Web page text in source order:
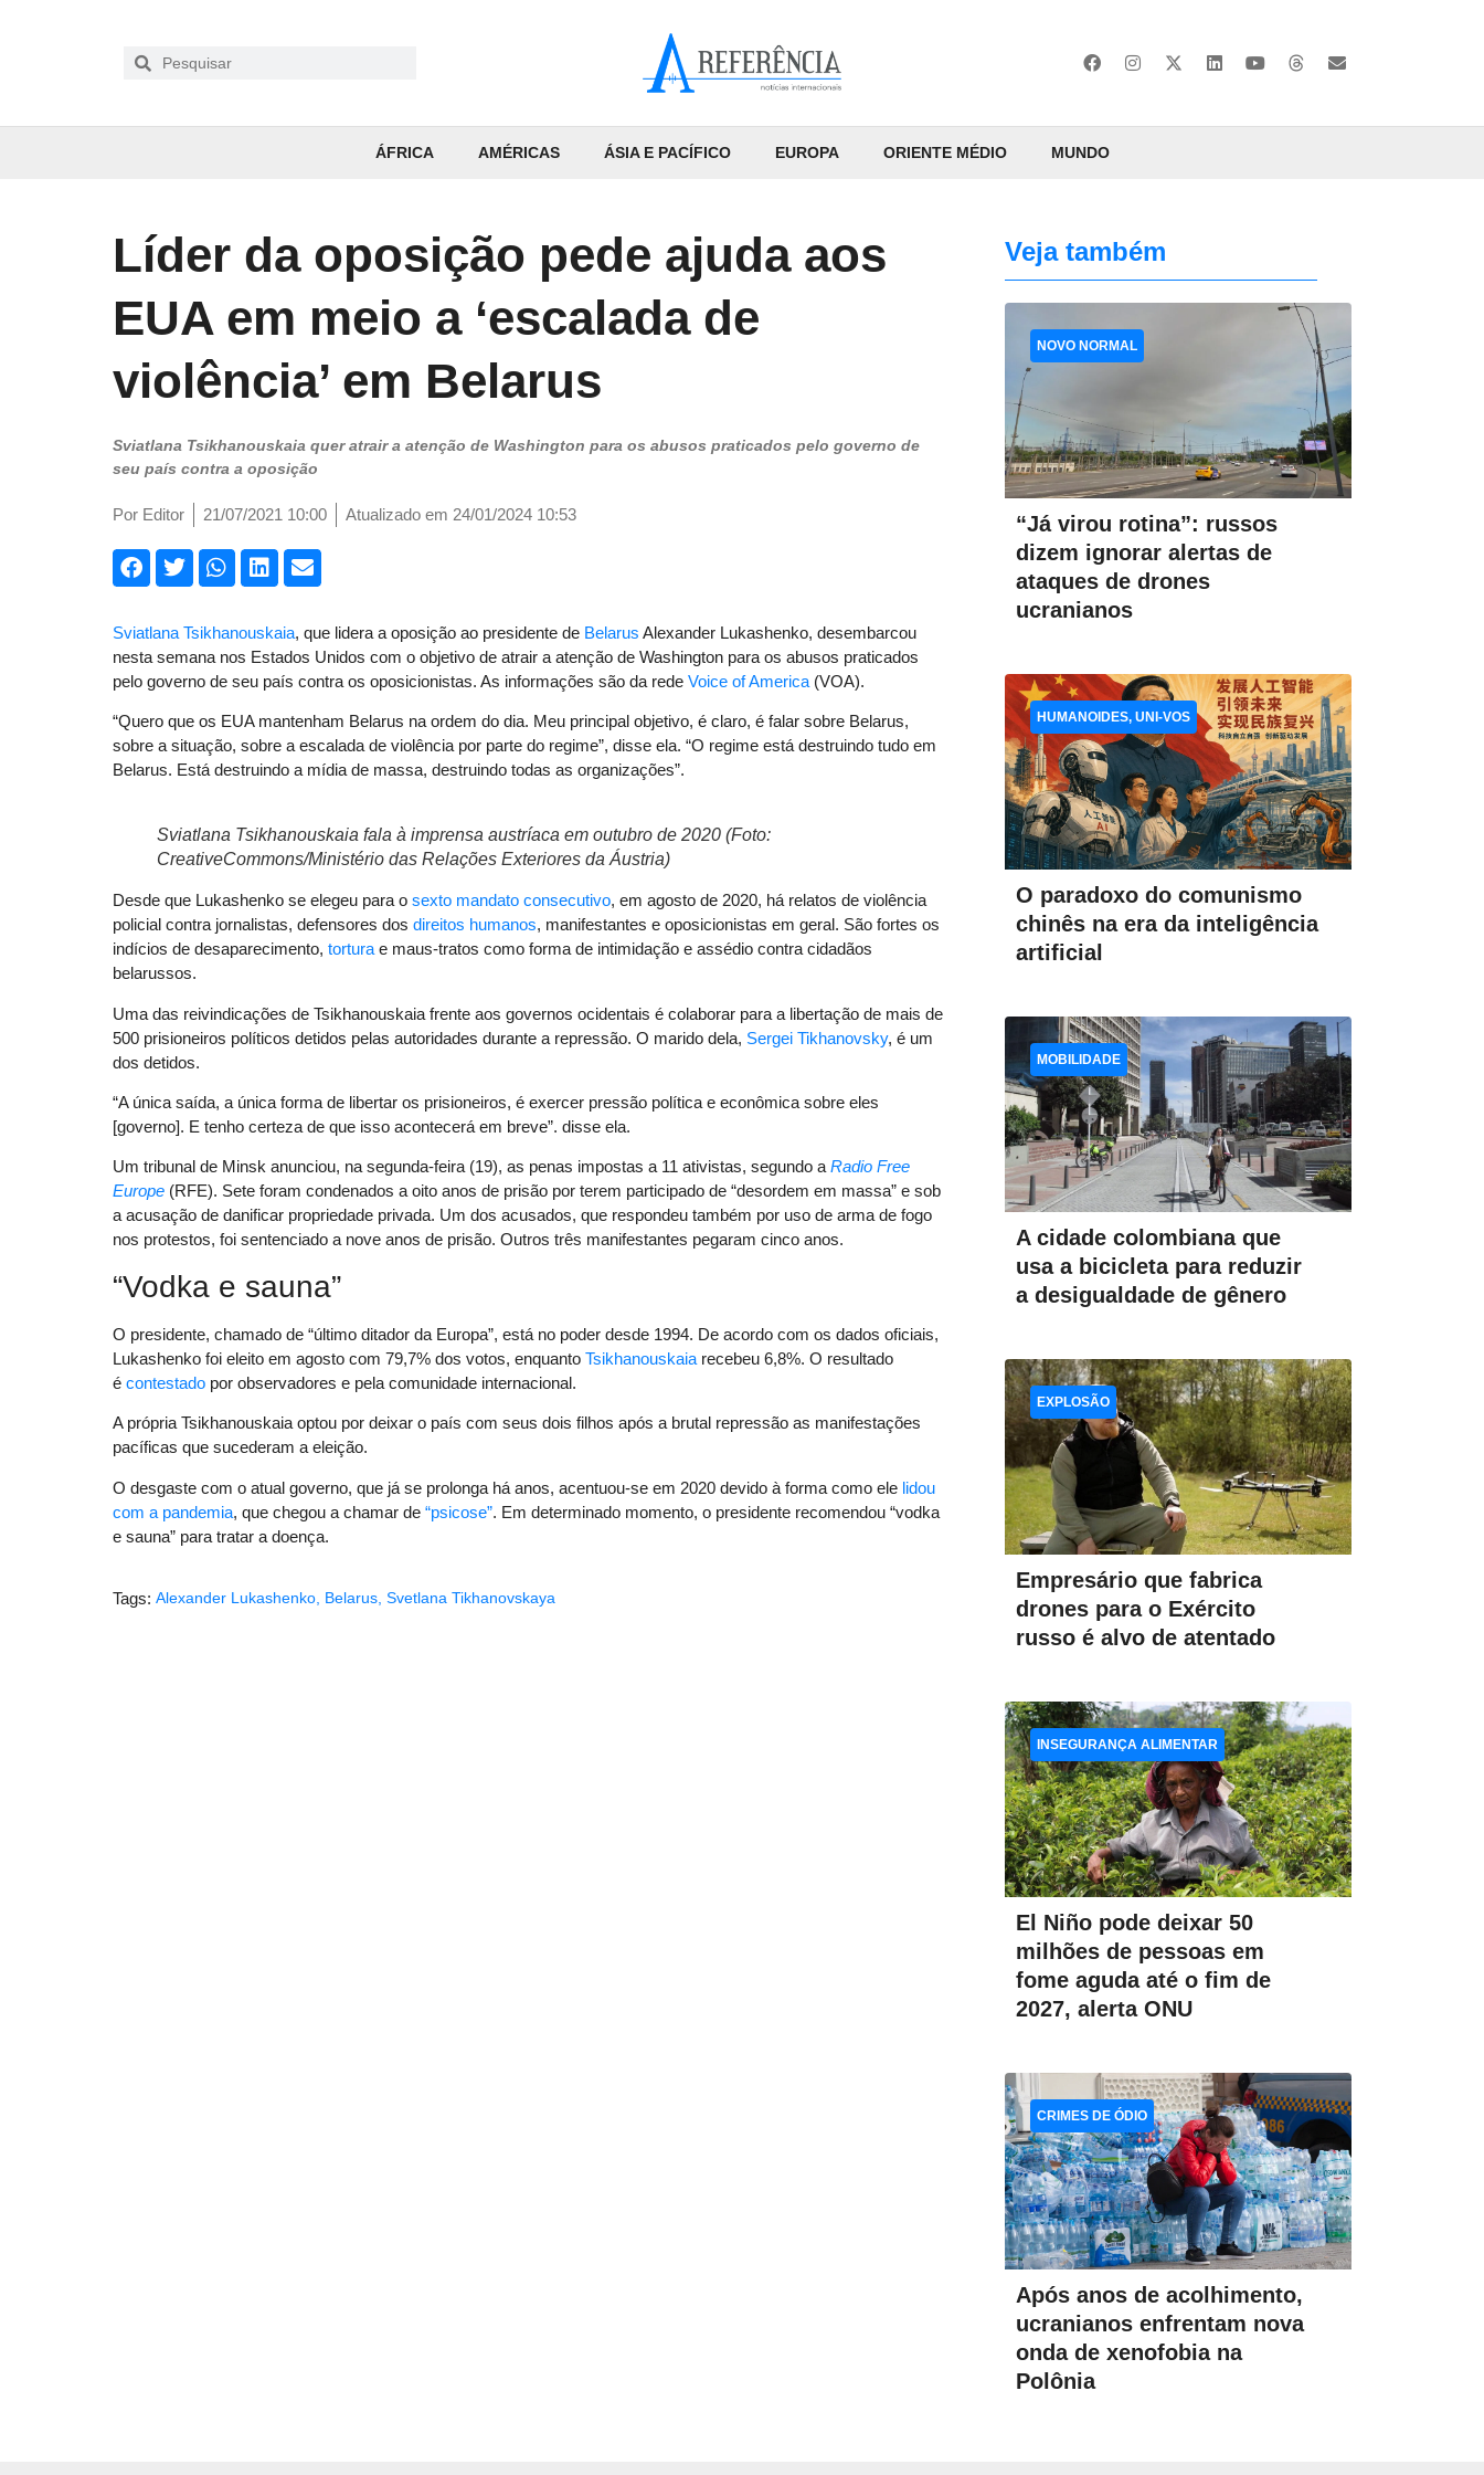
ÁFRICA AMÉRICAS ÁSIA E PACÍFICO EUROPA ORIENTE MÉDIO MUNDO
Líder da oposição pede ajuda aos
EUA em meio a ‘escalada de
violência’ em Belarus
Sviatlana Tsikhanouskaia quer atrair a atenção de Washington para os abusos praticados pelo governo de
seu país contra a oposição
Por Editor 21/07/2021 10:00 Atualizado em 24/01/2024 10:53
Sviatlana Tsikhanouskaia, que lidera a oposição ao presidente de Belarus Alexander Lukashenko, desembarcou
nesta semana nos Estados Unidos com o objetivo de atrair a atenção de Washington para os abusos praticados
pelo governo de seu país contra os oposicionistas. As informações são da rede Voice of America (VOA).
“Quero que os EUA mantenham Belarus na ordem do dia. Meu principal objetivo, é claro, é falar sobre Belarus,
sobre a situação, sobre a escalada de violência por parte do regime”, disse ela. “O regime está destruindo tudo em
Belarus. Está destruindo a mídia de massa, destruindo todas as organizações”.
Sviatlana Tsikhanouskaia fala à imprensa austríaca em outubro de 2020 (Foto:
CreativeCommons/Ministério das Relações Exteriores da Áustria)
Desde que Lukashenko se elegeu para o sexto mandato consecutivo, em agosto de 2020, há relatos de violência
policial contra jornalistas, defensores dos direitos humanos, manifestantes e oposicionistas em geral. São fortes os
indícios de desaparecimento, tortura e maus-tratos como forma de intimidação e assédio contra cidadãos
belarussos.
Uma das reivindicações de Tsikhanouskaia frente aos governos ocidentais é colaborar para a libertação de mais de
500 prisioneiros políticos detidos pelas autoridades durante a repressão. O marido dela, Sergei Tikhanovsky, é um
dos detidos.
“A única saída, a única forma de libertar os prisioneiros, é exercer pressão política e econômica sobre eles
[governo]. E tenho certeza de que isso acontecerá em breve”. disse ela.
Um tribunal de Minsk anunciou, na segunda-feira (19), as penas impostas a 11 ativistas, segundo aRadio Free
Europe (RFE). Sete foram condenados a oito anos de prisão por terem participado de “desordem em massa” e sob
a acusação de danificar propriedade privada. Um dos acusados, que respondeu também por uso de arma de fogo
nos protestos, foi sentenciado a nove anos de prisão. Outros três manifestantes pegaram cinco anos.
“Vodka e sauna”
O presidente, chamado de “último ditador da Europa”, está no poder desde 1994. De acordo com os dados oficiais,
Lukashenko foi eleito em agosto com 79,7% dos votos, enquanto Tsikhanouskaia recebeu 6,8%. O resultado
é contestado por observadores e pela comunidade internacional.
A própria Tsikhanouskaia optou por deixar o país com seus dois filhos após a brutal repressão as manifestações
pacíficas que sucederam a eleição.
O desgaste com o atual governo, que já se prolonga há anos, acentuou-se em 2020 devido à forma como ele lidou
com a pandemia, que chegou a chamar de “psicose”. Em determinado momento, o presidente recomendou “vodka
e sauna” para tratar a doença.
Tags: Alexander Lukashenko Belarus Svetlana Tikhanovskaya
Veja também
“Já virou rotina”: russos
dizem ignorar alertas de
ataques de drones
ucranianos
NOVO NORMAL
O paradoxo do comunismo
chinês na era da inteligência
artificial
HUMANOIDES, UNI-VOS
A cidade colombiana que
usa a bicicleta para reduzir
a desigualdade de gênero
MOBILIDADE
Empresário que fabrica
drones para o Exército
russo é alvo de atentado
EXPLOSÃO
El Niño pode deixar 50
milhões de pessoas em
fome aguda até o fim de
2027, alerta ONU
INSEGURANÇA ALIMENTAR
Após anos de acolhimento,
ucranianos enfrentam nova
onda de xenofobia na
Polônia
CRIMES DE ÓDIO